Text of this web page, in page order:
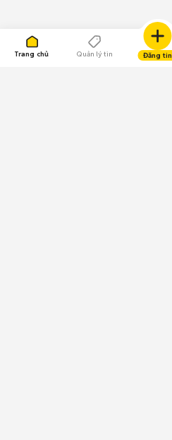
Trang chủ Quản lý tin Đăng tin